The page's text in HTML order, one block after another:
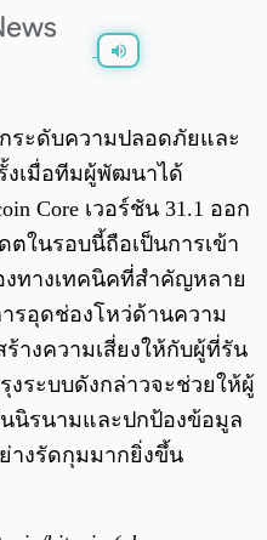
ระดับความปลอดภัยและ
งเมื่อทีมผู้พัฒนาได้
Core เวอร์ชัน 31.1 ออก
ตในรอบนี้ถือเป็นการเข้า
ทางเทคนิคที่สำคัญหลาย
รอุดช่องโหว่ด้านความ
างความเสี่ยงให้กับผู้ที่รัน
ระบบดังกล่าวจะช่วยให้ผู้
นิรนามและปกป้องข้อมูล
างรัดกุมมากยิ่งขึ้น